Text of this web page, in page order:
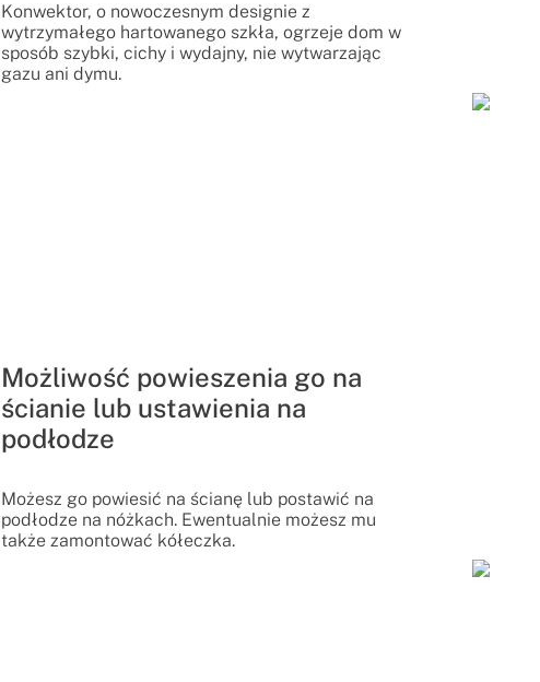
Konwektor, o nowoczesnym designie z
wytrzymałego hartowanego szkła, ogrzeje dom w
sposób szybki, cichy i wydajny, nie wytwarzając
gazu ani dymu.
Możliwość powieszenia go na
ścianie lub ustawienia na
podłodze
Możesz go powiesić na ścianę lub postawić na
podłodze na nóżkach. Ewentualnie możesz mu
także zamontować kółeczka.